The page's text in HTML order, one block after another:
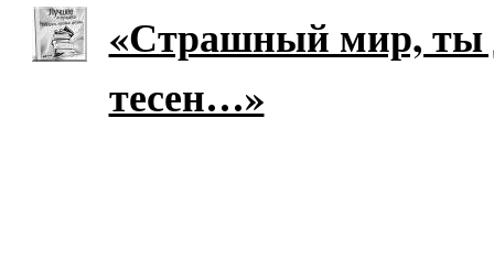
«Страшный мир, ты
тесен…»